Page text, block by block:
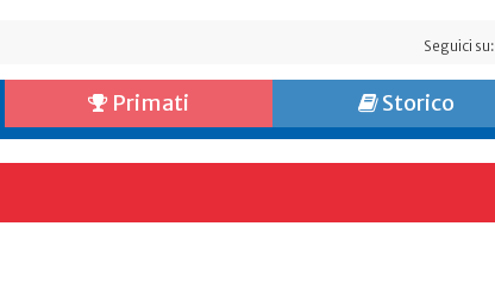
Seguici su:
Primati Storico